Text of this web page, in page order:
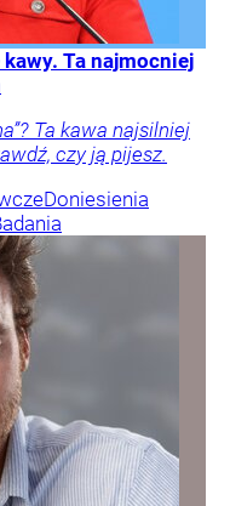
Ta najmocniej
Ta kawa najsilniej
czy ją pijesz.
Doniesienia